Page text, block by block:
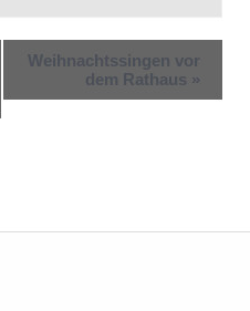
Weihnachtssingen vor
dem Rathaus »